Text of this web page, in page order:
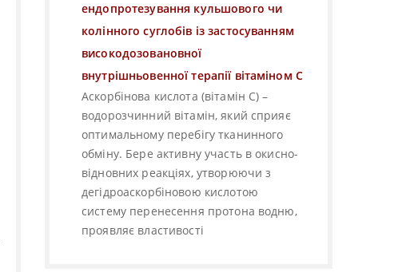
ендопротезування кульшового чи
колінного суглобів із застосуванням
високодозовановної
внутрішньовенної терапії вітаміном С
Аскорбінова кислота (вітамін С) –
водорозчинний вітамін, який сприяє
оптимальному перебігу тканинного
обміну. Бере активну участь в окисно-
відновних реакціях, утворюючи з
дегідроаскорбіновою кислотою
систему перенесення протона водню,
проявляє властивості